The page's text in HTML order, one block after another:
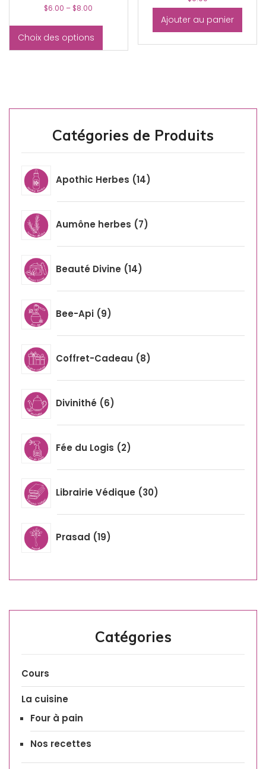
$6.00 – $8.00
Choix des options
Ajouter au panier
Catégories de Produits
Apothic Herbes 14
Aumône herbes 7
Beauté Divine 14
Bee-Api 9
Coffret-Cadeau 8
Divinithé 6
Fée du Logis 2
Librairie Védique 30
Prasad 19
Catégories
Cours
La cuisine
Four à pain
Nos recettes